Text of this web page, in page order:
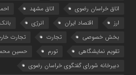
اتاق خراسان رضوی
اتاق مشهد
ارز
اقتصاد ایران انرژی
بخش خصوصی
تجارت تجارت
تقویم نمایشگاهی
تورم
حسین
دبیرخانه شورای گفتگوی خراسان رضوی